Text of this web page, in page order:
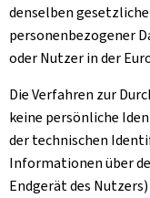
denselben
personenbezogener
oder Nutzer in der
Die Verfahren zur
keine persönliche
der technischen
Informationen über
Endgerät des